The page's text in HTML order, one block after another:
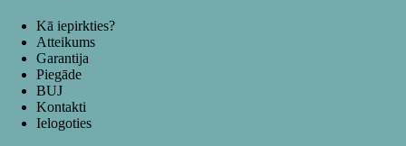
Kā iepirkties?
Atteikums
Garantija
Piegāde
BUJ
Kontakti
Ielogoties